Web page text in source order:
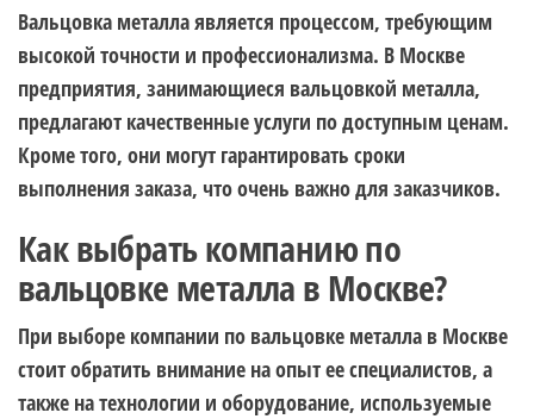
Вальцовка металла является процессом, требующим
высокой точности и профессионализма. В Москве
предприятия, занимающиеся вальцовкой металла,
предлагают качественные услуги по доступным ценам.
Кроме того, они могут гарантировать сроки
выполнения заказа, что очень важно для заказчиков.
Как выбрать компанию по
вальцовке металла в Москве?
При выборе компании по вальцовке металла в Москве
стоит обратить внимание на опыт ее специалистов, а
также на технологии и оборудование, используемые